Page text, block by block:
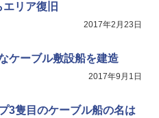
リア復旧
2017年2月23日
ケーブル敷設船を建造
2017年9月1日
3隻目のケーブル船の名は